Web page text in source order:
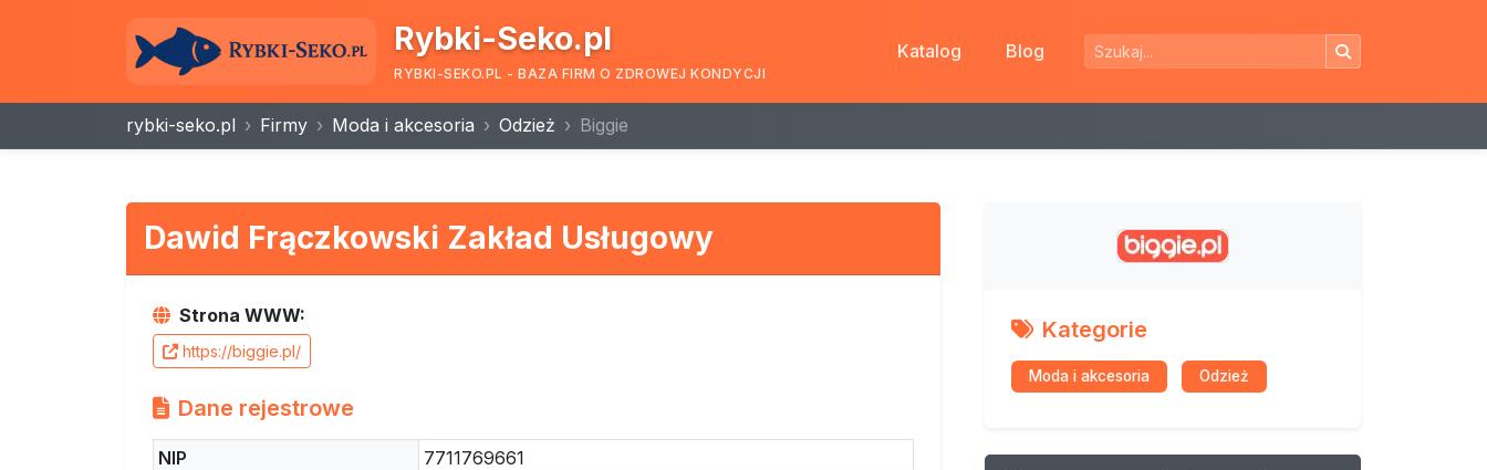
Rybki-Seko.pl
RYBKI-SEKO.PL - BAZA FIRM O ZDROWEJ KONDYCJI
Katalog Blog
rybki-seko.pl Firmy Moda i akcesoria Odzież Biggie
Dawid Frączkowski Zakład Usługowy
Strona WWW:
https://biggie.pl/
Dane rejestrowe
NIP 7711769661
Kategorie
Moda i akcesoria Odzież